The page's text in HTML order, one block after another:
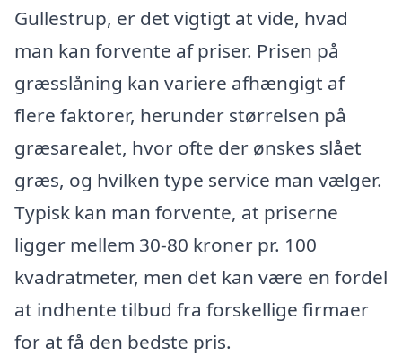
Gullestrup, er det vigtigt at vide, hvad
man kan forvente af priser. Prisen på
græsslåning kan variere afhængigt af
flere faktorer, herunder størrelsen på
græsarealet, hvor ofte der ønskes slået
græs, og hvilken type service man vælger.
Typisk kan man forvente, at priserne
ligger mellem 30-80 kroner pr. 100
kvadratmeter, men det kan være en fordel
at indhente tilbud fra forskellige firmaer
for at få den bedste pris.